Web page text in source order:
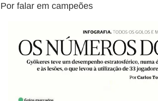
Por falar em campeões